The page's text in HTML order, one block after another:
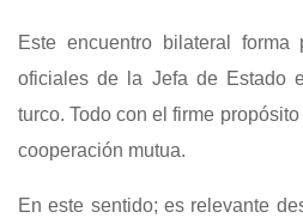
Este encuentro bilateral
oficiales de la Jefa de Estado
turco. Todo con el firme
cooperación mutua.
En este sentido; es relevante